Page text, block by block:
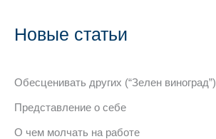
Новые статьи
Обесценивать других (“Зелен виноград”)
Представление о себе
О чем молчать на работе